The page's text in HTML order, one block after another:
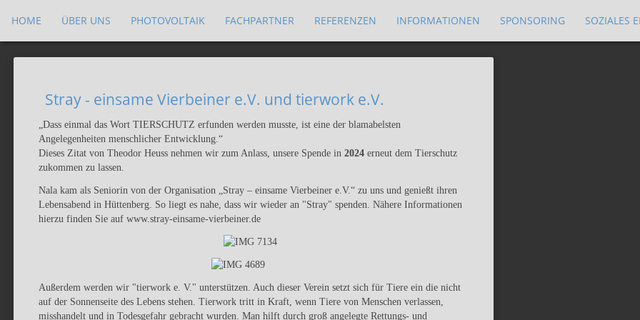
HOME ÜBER UNS PHOTOVOLTAIK FACHPARTNER REFERENZEN INFORMATIONEN SPONSORING SOZIALES
Stray - einsame Vierbeiner e.V. und tierwork e.V.
„Dass einmal das Wort TIERSCHUTZ erfunden werden musste, ist eine der blamabelsten
Angelegenheiten menschlicher Entwicklung.“
Dieses Zitat von Theodor Heuss nehmen wir zum Anlass, unsere Spende in 2024 erneut dem Tierschutz
zukommen zu lassen.
Nala kam als Seniorin von der Organisation „Stray – einsame Vierbeiner e.V.“ zu uns und genießt ihren
Lebensabend in Hüttenberg. So liegt es nahe, dass wir wieder an "Stray" spenden. Nähere Informationen
hierzu finden Sie auf www.stray-einsame-vierbeiner.de
Außerdem werden wir "tierwork e. V." unterstützen. Auch dieser Verein setzt sich für Tiere ein die nicht
auf der Sonnenseite des Lebens stehen. Tierwork tritt in Kraft, wenn Tiere von Menschen verlassen,
misshandelt und in Todesgefahr gebracht wurden. Man hilft durch groß angelegte Rettungs- und